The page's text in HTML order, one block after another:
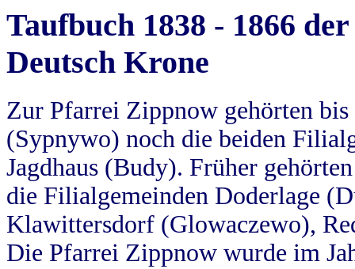
Taufbuch 1838 - 1866
Deutsch Krone
Zur Pfarrei Zippnow gehörten
(Sypnywo) noch die beiden
Jagdhaus (Budy). Früher
die Filialgemeinden Doderlage
Klawittersdorf (Glowaczewo),
Die Pfarrei Zippnow wurde im